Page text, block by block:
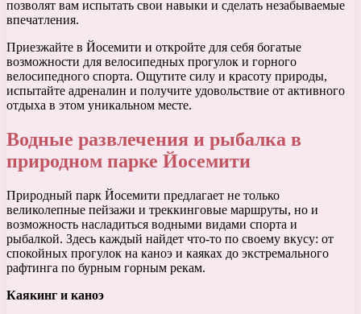
позволят вам испытать свои навыки и сделать незабываемые
впечатления.
Приезжайте в Йосемити и откройте для себя богатые
возможности для велосипедных прогулок и горного
велосипедного спорта. Ощутите силу и красоту природы,
испытайте адреналин и получите удовольствие от активного
отдыха в этом уникальном месте.
Водные развлечения и рыбалка в
природном парке Йосемити
Природный парк Йосемити предлагает не только
великолепные пейзажи и треккинговые маршруты, но и
возможность насладиться водными видами спорта и
рыбалкой. Здесь каждый найдет что-то по своему вкусу: от
спокойных прогулок на каноэ и каяках до экстремального
рафтинга по бурным горным рекам.
Каякинг и каноэ